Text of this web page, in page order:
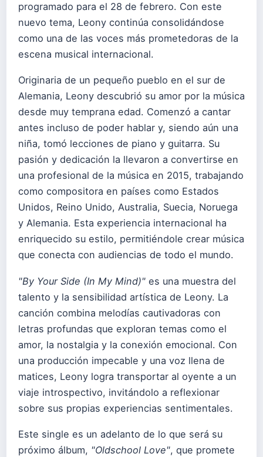
programado para el 28 de febrero. Con este
nuevo tema, Leony continúa consolidándose
como una de las voces más prometedoras de la
escena musical internacional.
Originaria de un pequeño pueblo en el sur de
Alemania, Leony descubrió su amor por la música
desde muy temprana edad. Comenzó a cantar
antes incluso de poder hablar y, siendo aún una
niña, tomó lecciones de piano y guitarra. Su
pasión y dedicación la llevaron a convertirse en
una profesional de la música en 2015, trabajando
como compositora en países como Estados
Unidos, Reino Unido, Australia, Suecia, Noruega
y Alemania. Esta experiencia internacional ha
enriquecido su estilo, permitiéndole crear música
que conecta con audiencias de todo el mundo.
"By Your Side (In My Mind)" es una muestra del
talento y la sensibilidad artística de Leony. La
canción combina melodías cautivadoras con
letras profundas que exploran temas como el
amor, la nostalgia y la conexión emocional. Con
una producción impecable y una voz llena de
matices, Leony logra transportar al oyente a un
viaje introspectivo, invitándolo a reflexionar
sobre sus propias experiencias sentimentales.
Este single es un adelanto de lo que será su
próximo álbum, "Oldschool Love", que promete